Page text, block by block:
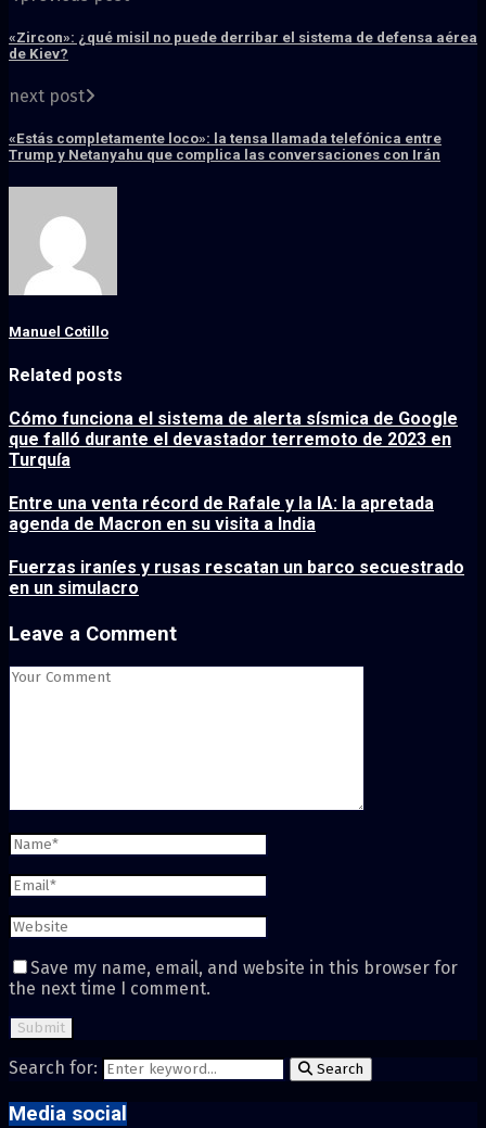
«Zircon»: ¿qué misil no puede derribar el sistema de defensa aérea
de Kiev?
next post
«Estás completamente loco»: la tensa llamada telefónica entre
Trump y Netanyahu que complica las conversaciones con Irán
Manuel Cotillo
Related posts
Cómo funciona el sistema de alerta sísmica de Google
que falló durante el devastador terremoto de 2023 en
Turquía
Entre una venta récord de Rafale y la IA: la apretada
agenda de Macron en su visita a India
Fuerzas iraníes y rusas rescatan un barco secuestrado
en un simulacro
Leave a Comment
Save my name, email, and website in this browser for
the next time I comment.
Search for: Search
Media social